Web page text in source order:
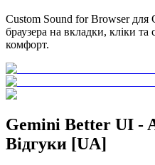
Custom Sound for Browser для
браузера на вкладки, кліки
комфорт.
Gemini Better UI -
Відгуки [UA]